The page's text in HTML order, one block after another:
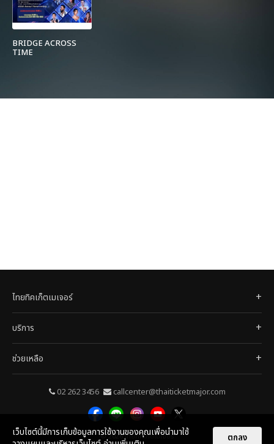
BRIDGE ACROSS
TIME
ไทยทิคเก็ตเมเจอร์
บริการ
ช่วยเหลือ
02 262 3456 callcenter@thaiticketmajor.com
© 2026ไทยทิคเก็ตเมเจอร์
เว็บไซต์นี้มีการเก็บข้อมูลการใช้งานของคุณเพื่อนำมาใช้
ตกลง